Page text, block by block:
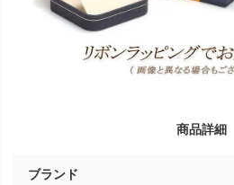
商品詳細
ブランド